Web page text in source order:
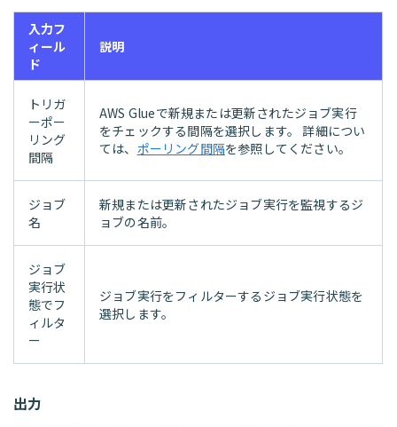
入力フ
ィール
ド
説明
トリガ
ーポー
リング
間隔
AWS Glueで新規または更新されたジョブ実行
をチェックする間隔を選択します。 詳細につい
ては、 ポーリング間隔を参照してください。
ジョブ
名
新規または更新されたジョブ実行を監視するジ
ョブの名前。
ジョブ
実行状
態でフ
ィルタ
ー
ジョブ実行をフィルターするジョブ実行状態を
選択します。
出力